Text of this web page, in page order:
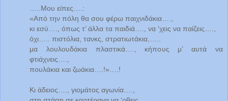
…..Μου είπες….:
«Από την πόλη θα σου φέρω παιχνιδάκια….,
κι εσύ…., όπως τ’ άλλα τα παιδιά…., να ‘χεις να παίζεις….,
όχι….. πιστόλια, τανκς, στρατιωτάκια,…..
μα λουλουδάκια πλαστικά…., κήπους μ’ αυτά να
φτιάχνεις….,
πουλάκια και ζωάκια….!»….!
Κι άδειος…., γιομάτος αγωνία….,